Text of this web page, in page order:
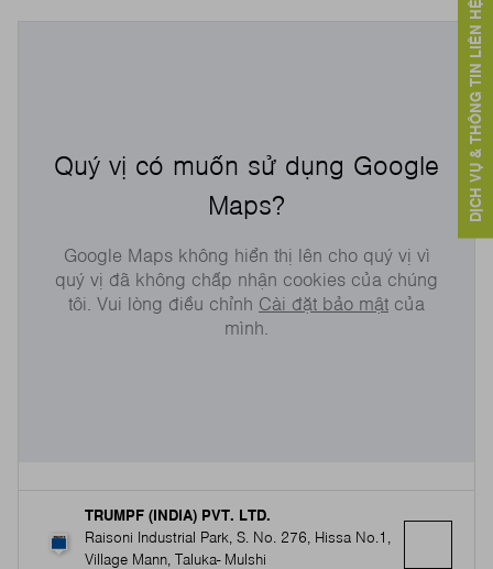
Quý vị có muốn sử dụng Google
Maps?
Google Maps không hiển thị lên cho quý vị vì
quý vị đã không chấp nhận cookies của chúng
tôi. Vui lòng điều chỉnh Cài đặt bảo mật của
mình.
TRUMPF (INDIA) PVT. LTD.
Raisoni Industrial Park, S. No. 276, Hissa No.1,
Village Mann, Taluka- Mulshi
DỊCH VỤ & THÔNG TIN LIÊN HỆ